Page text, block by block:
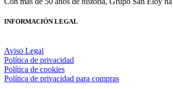
INFORMACIÓN LEGAL
Aviso Legal
Política de privacidad
Política de cookies
Política de privacidad para compras